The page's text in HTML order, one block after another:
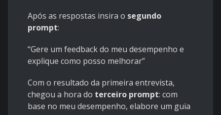
Após as respostas insira o segundo
prompt:
“Gere um feedback do meu desempenho e
explique como posso melhorar”
Com o resultado da primeira entrevista,
chegou a hora do terceiro prompt: com
base no meu desempenho, elabore um guia